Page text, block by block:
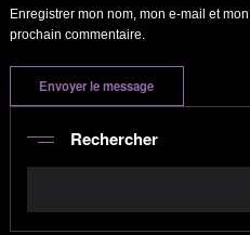
Enregistrer mon nom, mon e-mail et
prochain commentaire.
Rechercher